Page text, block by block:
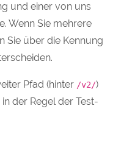
und einer von uns
Wenn Sie mehrere
Sie über die Kennung
Pfad (hinter /v2/)
der Regel der Test-